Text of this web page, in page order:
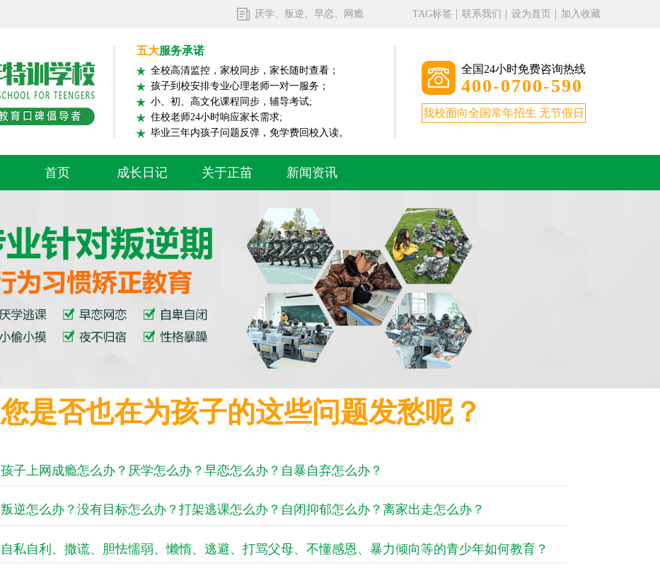
厌学、叛逆、早恋、网瘾 TAG标签 联系我们 设为首页 加入收藏
五大服务承诺
全校高清监控，家校同步，家长随时查看；
孩子到校安排专业心理老师一对一服务；
小、初、高文化课程同步，辅导考试;
住校老师24小时响应家长需求;
毕业三年内孩子问题反弹，免学费回校入读。
全国24小时免费咨询热线
400-0700-590
我校面向全国常年招生 无节假日
首页 成长日记 关于正苗 新闻资讯
您是否也在为孩子的这些问题发愁呢？
孩子上网成瘾怎么办？厌学怎么办？早恋怎么办？自暴自弃怎么办？
叛逆怎么办？没有目标怎么办？打架逃课怎么办？自闭抑郁怎么办？离家出走怎么办？
自私自利、撒谎、胆怯懦弱、懒惰、逃避、打骂父母、不懂感恩、暴力倾向等的青少年如何教育？